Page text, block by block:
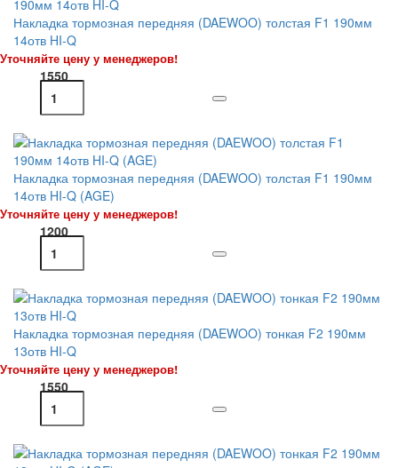
Накладка тормозная передняя (DAEWOO) толстая F1 190мм
14отв HI-Q
Уточняйте цену у менеджеров!
1550
Накладка тормозная передняя (DAEWOO) толстая F1 190мм
14отв HI-Q (AGE)
Уточняйте цену у менеджеров!
1200
Накладка тормозная передняя (DAEWOO) тонкая F2 190мм
13отв HI-Q
Уточняйте цену у менеджеров!
1550